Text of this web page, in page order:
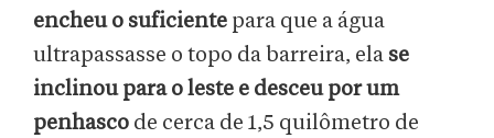
encheu o suficiente para que a água
ultrapassasse o topo da barreira, ela se
inclinou para o leste e desceu por um
penhasco de cerca de 1,5 quilômetro de